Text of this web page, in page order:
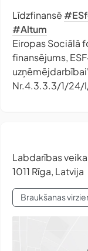
Līdzfinansē
#Altum
Eiropas Sociālā
finansējums,
Nr.4.3.3.3/1/24/
Labdarības
1011 Rīga, Latvija
Braukšanas